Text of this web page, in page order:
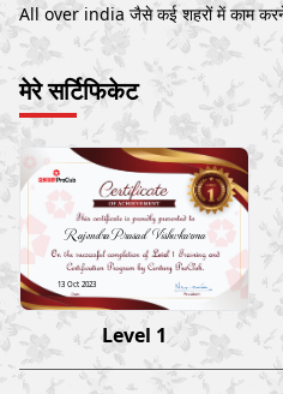
All over india जैसे कई शहरों में काम
मेरे सर्टिफिकेट
Rajendra Prasad Vishwkarma
13 Oct 2023
Level 1